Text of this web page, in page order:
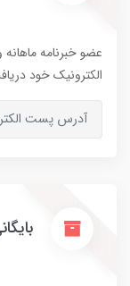
عضو خبرنامه
الکترونیک خود